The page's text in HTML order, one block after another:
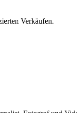
Verkäufen.